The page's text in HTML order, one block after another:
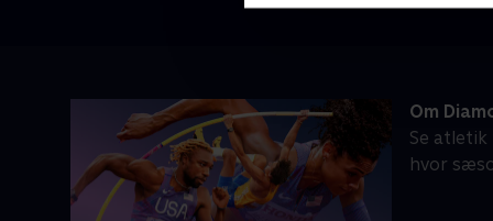
Om
Se
hvor